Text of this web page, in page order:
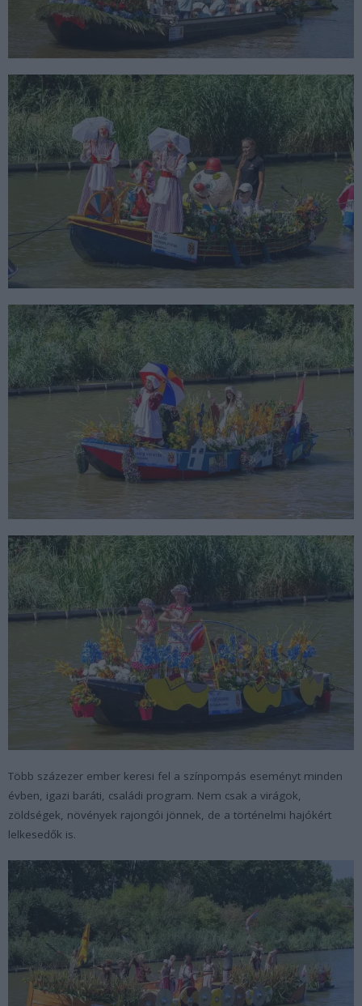
Több százezer ember keresi fel a színpompás eseményt minden
évben, igazi baráti, családi program. Nem csak a virágok,
zöldségek, növények rajongói jönnek, de a történelmi hajókért
lelkesedők is.